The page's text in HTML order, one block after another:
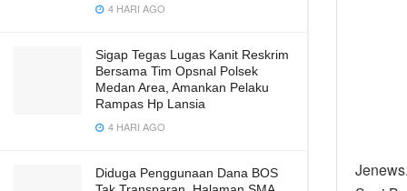
4 HARI AGO
Sigap Tegas Lugas Kanit Reskrim
Bersama Tim Opsnal Polsek
Medan Area, Amankan Pelaku
Rampas Hp Lansia
4 HARI AGO
Diduga Penggunaan Dana BOS